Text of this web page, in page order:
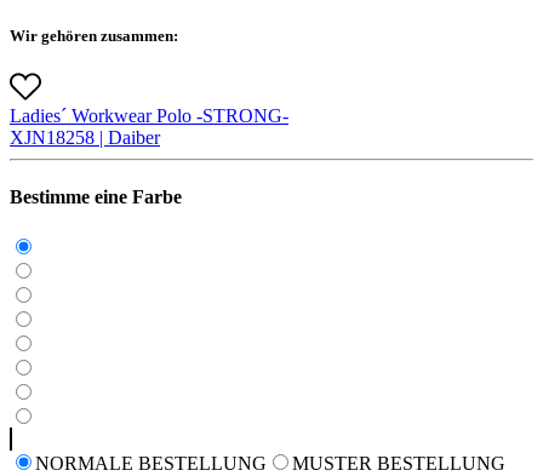
Wir gehören zusammen:
Ladies´ Workwear Polo -STRONG-
XJN18258 | Daiber
Bestimme eine Farbe
NORMALE BESTELLUNG
MUSTER BESTELLUNG